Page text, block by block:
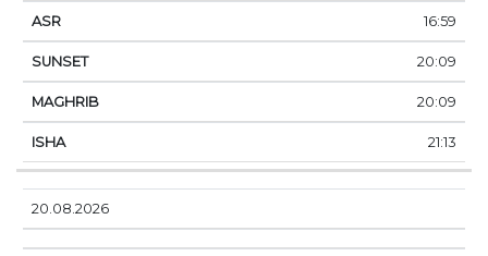
16:59
20:09
20:09
21:13
20.08.2026